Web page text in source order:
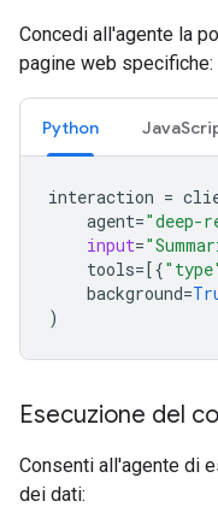
Concedi all'agente la
pagine web specifiche:
Python
interaction =
agent="deep-
input=
tools=[{
background=
)
Esecuzione del
Consenti all'agente di
dei dati: